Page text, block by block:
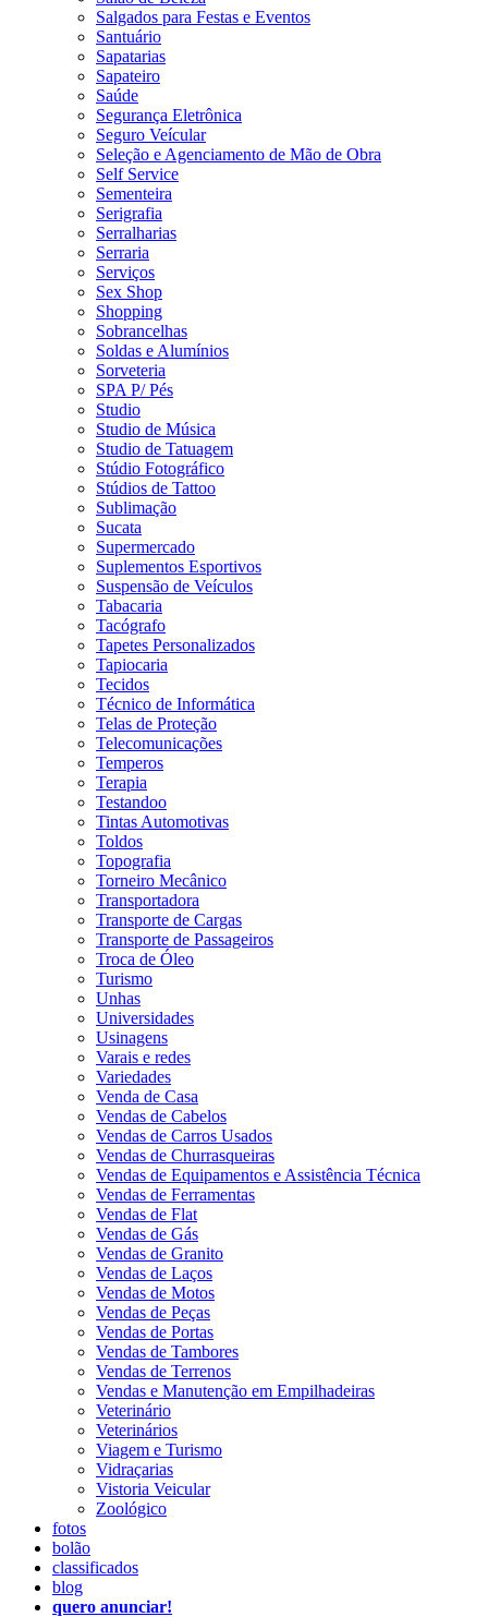
Salgados para Festas e Eventos
Santuário
Sapatarias
Sapateiro
Saúde
Segurança Eletrônica
Seguro Veícular
Seleção e Agenciamento de Mão de Obra
Self Service
Sementeira
Serigrafia
Serralharias
Serraria
Serviços
Sex Shop
Shopping
Sobrancelhas
Soldas e Alumínios
Sorveteria
SPA P/ Pés
Studio
Studio de Música
Studio de Tatuagem
Stúdio Fotográfico
Stúdios de Tattoo
Sublimação
Sucata
Supermercado
Suplementos Esportivos
Suspensão de Veículos
Tabacaria
Tacógrafo
Tapetes Personalizados
Tapiocaria
Tecidos
Técnico de Informática
Telas de Proteção
Telecomunicações
Temperos
Terapia
Testandoo
Tintas Automotivas
Toldos
Topografia
Torneiro Mecânico
Transportadora
Transporte de Cargas
Transporte de Passageiros
Troca de Óleo
Turismo
Unhas
Universidades
Usinagens
Varais e redes
Variedades
Venda de Casa
Vendas de Cabelos
Vendas de Carros Usados
Vendas de Churrasqueiras
Vendas de Equipamentos e Assistência Técnica
Vendas de Ferramentas
Vendas de Flat
Vendas de Gás
Vendas de Granito
Vendas de Laços
Vendas de Motos
Vendas de Peças
Vendas de Portas
Vendas de Tambores
Vendas de Terrenos
Vendas e Manutenção em Empilhadeiras
Veterinário
Veterinários
Viagem e Turismo
Vidraçarias
Vistoria Veicular
Zoológico
fotos
bolão
classificados
blog
quero anunciar!